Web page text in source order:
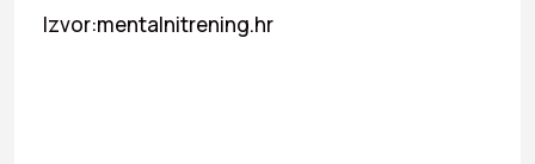
Izvor:mentalnitrening.hr